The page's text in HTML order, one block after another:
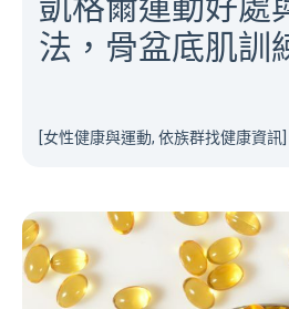
法，骨盆底肌訓
[女性健康與運動, 依族群找健康資訊]